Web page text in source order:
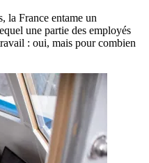
la France entame un
une partie des employés
: oui, mais pour combien